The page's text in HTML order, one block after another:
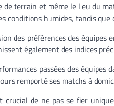
de terrain et même le lieu du
conditions humides, tandis que
des préférences des
également des indices
passées des
remporté ses matchs à
crucial de ne pas se fier